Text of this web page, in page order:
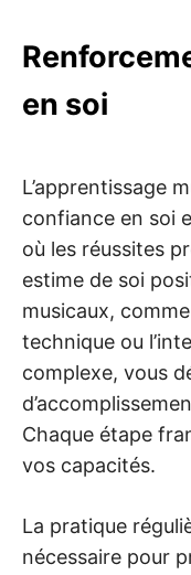
en soi
L’apprentissage
confiance en soi
où les réussites
estime de soi
musicaux,
technique ou
complexe, vous
Chaque étape
vos capacités.
La pratique
nécessaire pour